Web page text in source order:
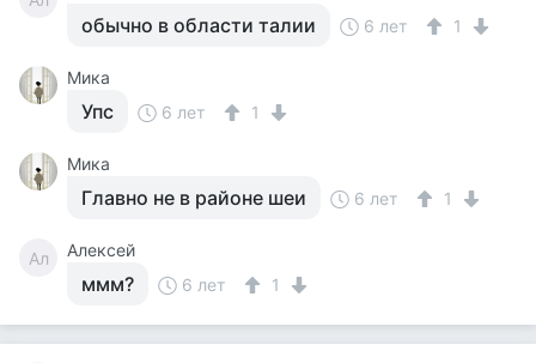
обычно в области талии 6 лет 1
Мика
Упс 6 лет 1
Мика
Главно не в районе шеи 6 лет 1
Ал Алексей
ммм? 6 лет 1